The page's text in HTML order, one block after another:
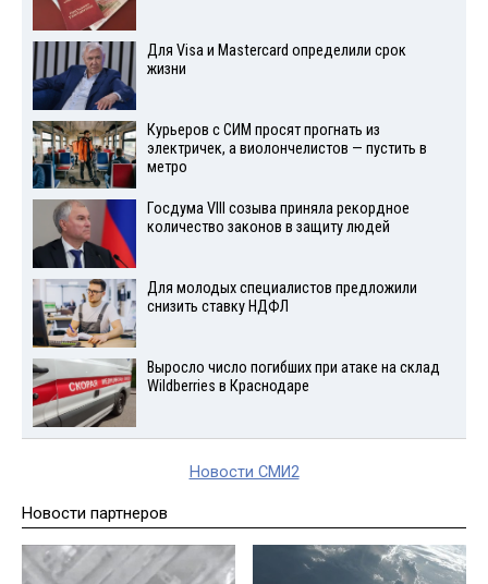
Для Visа и Mastercard определили срок
жизни
Курьеров с СИМ просят прогнать из
электричек, а виолончелистов — пустить в
метро
Госдума VIII созыва приняла рекордное
количество законов в защиту людей
Для молодых специалистов предложили
снизить ставку НДФЛ
Выросло число погибших при атаке на склад
Wildberries в Краснодаре
Новости СМИ2
Новости партнеров